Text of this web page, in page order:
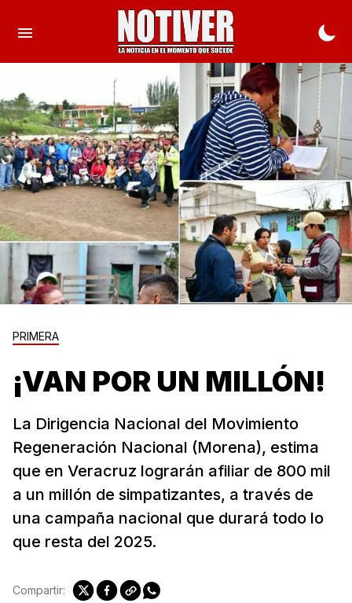
PRIMERA
¡VAN POR UN MILLÓN!
La Dirigencia Nacional del Movimiento
Regeneración Nacional (Morena), estima
que en Veracruz lograrán afiliar de 800 mil
a un millón de simpatizantes, a través de
una campaña nacional que durará todo lo
que resta del 2025.
Compartir: